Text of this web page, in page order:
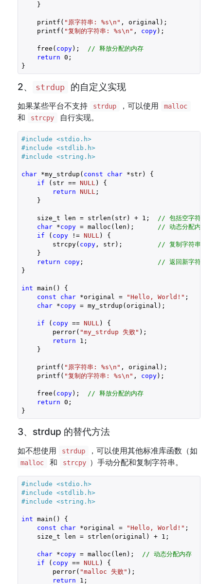
    }
    printf(
"原字符串: %s\n" , original);
    printf(
"复制的字符串: %s\n" , copy);
    free(
copy);
// 释放分配的内存
return 0 ;
2、 strdup 的自定义实现
如果某些平台不支持 strdup ，可以使用 malloc
和 strcpy 自行实现。
#include <stdio.h>
#include <stdlib.h>
#include <string.h>
char *my_strdup( const char *str) {
if (str == NULL ) {
return NULL ;
    }
    size_t len = strlen(str) +
1 ;
// 包括空字符
char *copy = malloc(len);
// 动态分配内存
if ( copy != NULL ) {
        strcpy(
copy, str);
// 复制字符串
    }
return
copy;
// 返回新字符串的
}
int main() {
const
char *original = "Hello, World!" ;
char *copy = my_strdup(original);
if ( copy == NULL ) {
        perror(
"my_strdup 失败" );
return
1 ;
    }
    printf(
"原字符串: %s\n" , original);
    printf(
"复制的字符串: %s\n" , copy);
    free(
copy);
// 释放分配的内存
return 0 ;
3、strdup 的替代方法
如不想使用 strdup ，可以使用其他标准库函数（如
malloc 和 strcpy ）手动分配和复制字符串。
#include <stdio.h>
#include <stdlib.h>
#include <string.h>
int main() {
const
char *original = "Hello, World!" ;
    size_t len = strlen(original) +
1 ;
char *copy = malloc(len);
// 动态分配内存
if ( copy == NULL ) {
        perror(
"malloc 失败" );
return
1 ;